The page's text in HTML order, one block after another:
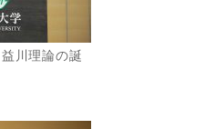
川理論の誕